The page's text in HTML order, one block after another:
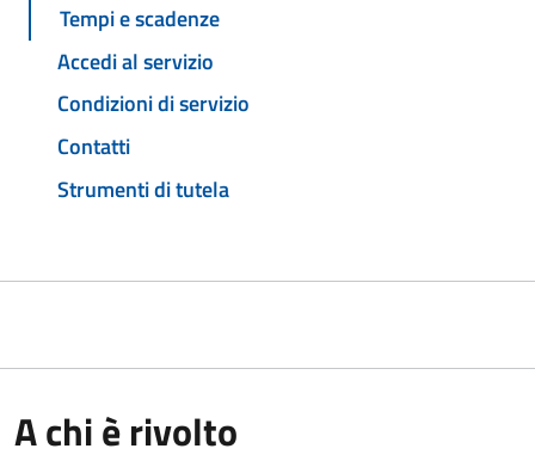
Tempi e scadenze
Accedi al servizio
Condizioni di servizio
Contatti
Strumenti di tutela
A chi è rivolto